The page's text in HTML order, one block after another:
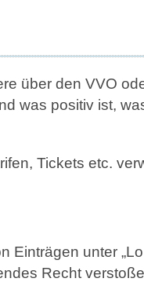
über den VVO
was positiv ist,
Tickets etc.
Einträgen unter
Recht